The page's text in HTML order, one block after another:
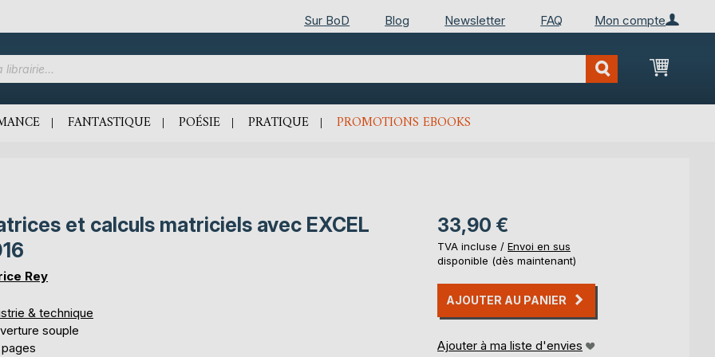
Mon compte
Sur BoD Blog Newsletter FAQ
Mon
FANTASTIQUE POÉSIE PRATIQUE PROMOTIONS EBOOKS
et calculs matriciels avec EXCEL
Rey
& technique
souple
33,90 €
TVA incluse / Envoi en sus
disponible (dès maintenant)
AJOUTER AU PANIER
Ajouter à ma liste d'envies